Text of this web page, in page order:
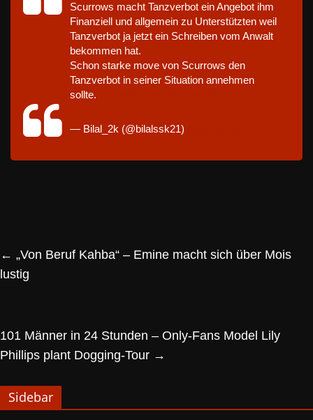
Scurrows macht Tanzverbot ein Angebot ihm
Finanziell und allgemein zu Unterstützten weil
Tanzverbot ja jetzt ein Schreiben vom Anwalt
bekommen hat.
Schon starke move von Scurrows den
Tanzverbot in seiner Situation annehmen
sollte.
— Bilal_2k (@bilalssk21)
← „Von Beruf Kahba“ – Emine macht sich über Mois
lustig
101 Männer in 24 Stunden – Only-Fans Model Lily
Phillips plant Dogging-Tour →
Sidebar